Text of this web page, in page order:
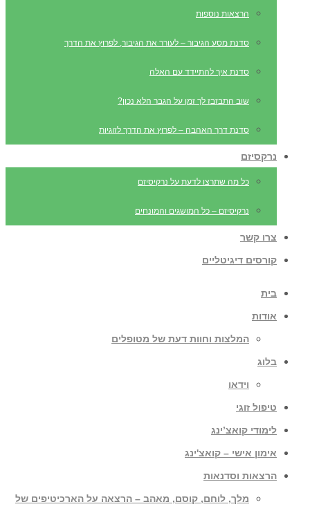
הרצאות נוספות
סדנת מסע הגיבור – לעורר את הגיבור, לפרוץ את הדרך
סדנת איך להתיידד עם האלה
שוב התבזבז לך זמן על הגבר הלא נכון?
סדנת דרך האהבה – לפרוץ את הדרך לזוגיות
נרקסיזם
כל מה שתרצו לדעת על נרקיסיזם
נרקיסיזם – כל המושגים והמונחים
צרו קשר
קורסים דיגיטליים
בית
אודות
המלצות וחוות דעת של מטופלים
בלוג
וידאו
טיפול זוגי
לימודי קואצ’ינג
אימון אישי – קואצ'ינג
הרצאות וסדנאות
מלך, לוחם, קוסם, מאהב – הרצאה על הארכיטיפים של